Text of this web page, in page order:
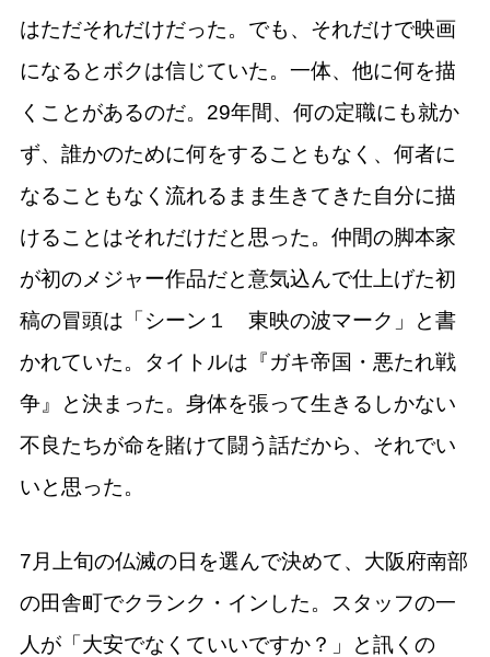
はただそれだけだった。でも、それだけで映画
になるとボクは信じていた。一体、他に何を描
くことがあるのだ。29年間、何の定職にも就か
ず、誰かのために何をすることもなく、何者に
なることもなく流れるまま生きてきた自分に描
けることはそれだけだと思った。仲間の脚本家
が初のメジャー作品だと意気込んで仕上げた初
稿の冒頭は「シーン１ 東映の波マーク」と書
かれていた。タイトルは『ガキ帝国・悪たれ戦
争』と決まった。身体を張って生きるしかない
不良たちが命を賭けて闘う話だから、それでい
いと思った。
7月上旬の仏滅の日を選んで決めて、大阪府南部
の田舎町でクランク・インした。スタッフの一
人が「大安でなくていいですか？」と訊くの